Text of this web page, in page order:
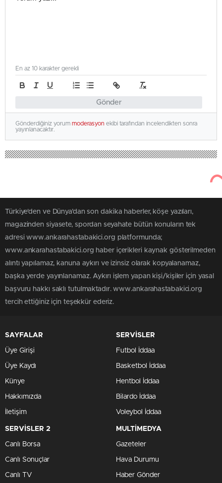
Gönder
En az 10 karakter gerekli
Gönderdiğiniz yorum moderasyon ekibi tarafından incelendikten sonra
yayınlanacaktır.
Türkiye'den ve Dünya’dan son dakika haberler, köşe yazıları,
magazinden siyasete, spordan seyahate bütün konuların tek
adresi www.ankarahastabakici.org platformunda;
www.ankarahastabakici.org haber içerikleri kaynak gösterilmeden
alıntı yapılamaz, kanuna aykırı ve izinsiz olarak kopyalanamaz,
başka yerde yayınlanamaz. Aykırı işlem yapan kişi/kişiler için yasal
başvuru hakkı saklı tutulmaktadır. www.ankarahastabakici.org
tercih ettiğiniz için teşekkür ederiz.
SAYFALAR
Üye Girişi
Üye Kaydı
Künye
Hakkımızda
İletişim
SERVİSLER
Futbol İddaa
Basketbol İddaa
Hentbol İddaa
Bilardo İddaa
Voleybol İddaa
SERVİSLER 2
Canlı Borsa
Canlı Sonuçlar
Canlı TV
MULTİMEDYA
Gazeteler
Hava Durumu
Haber Gönder